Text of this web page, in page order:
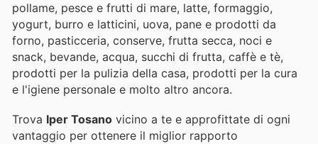
pollame, pesce e frutti di mare, latte, formaggio,
yogurt, burro e latticini, uova, pane e prodotti da
forno, pasticceria, conserve, frutta secca, noci e
snack, bevande, acqua, succhi di frutta, caffè e tè,
prodotti per la pulizia della casa, prodotti per la cura
e l'igiene personale e molto altro ancora.
Trova Iper Tosano vicino a te e approfittate di ogni
vantaggio per ottenere il miglior rapporto